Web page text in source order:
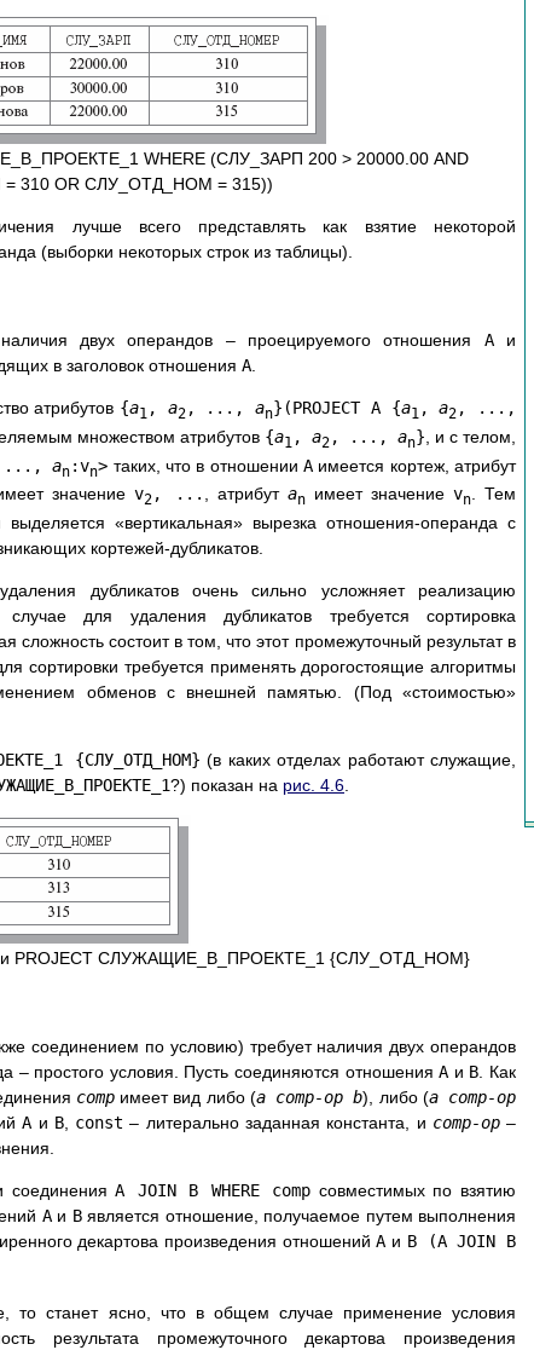
WHERE (СЛУ_ЗАРП 200 > 20000.00 AND
310 OR СЛУ_ОТД_НОМ = 315))
лучше всего представлять как взятие некоторой
(выборки некоторых строк из таблицы).
двух операндов – проецируемого отношения Aи
в заголовок отношения A
атрибутов {a1 , a2, ...,an}(PROJECT A {a1 ,a2 , ...,
множеством атрибутов {a1 , a2 , ..., an} , и с телом,
...,an :vn> таких, что в отношенииA имеется кортеж, атрибут
значение v2 , ... , атрибут an имеет значение vn. Тем
«вертикальная» вырезка отношения-операнда с
кортежей-дубликатов.
дубликатов очень сильно усложняет реализацию
для удаления дубликатов требуется сортировка
сложность состоит в том, что этот промежуточный результат в
сортировки требуется применять дорогостоящие алгоритмы
обменов с внешней памятью. (Под «стоимостью»
{СЛУ_ОТД_НОМ} (в каких отделах работают служащие,
?) показан на рис. 4.6
PROJECT СЛУЖАЩИЕ_В_ПРОЕКТЕ_1 {СЛУ_ОТД_НОМ}
соединением по условию) требует наличия двух операндов
– простого условия. Пусть соединяются отношенияA и B . Как
compимеет вид либо (a comp-op b), либо (a comp-op
A и B, const – литерально заданная константа, и comp-op–
соединенияA JOIN B WHERE comp совместимых по взятию
Aи Bявляется отношение, получаемое путем выполнения
декартова произведения отношенийA и B
(A JOIN B
то станет ясно, что в общем случае применение условия
результата промежуточного декартова произведения